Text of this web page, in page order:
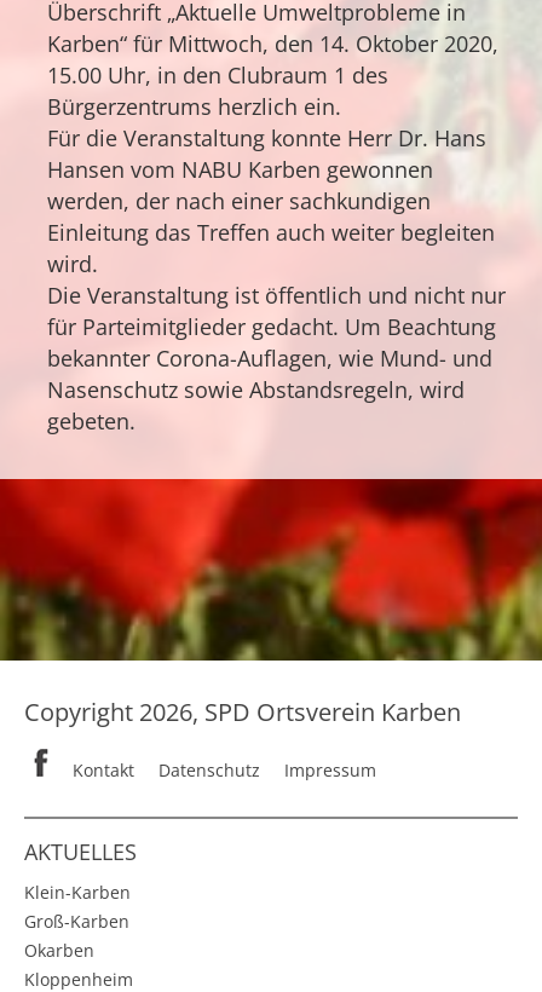
Überschrift „Aktuelle Umweltprobleme in
Karben“ für Mittwoch, den 14. Oktober 2020,
15.00 Uhr, in den Clubraum 1 des
Bürgerzentrums herzlich ein.
Für die Veranstaltung konnte Herr Dr. Hans
Hansen vom NABU Karben gewonnen
werden, der nach einer sachkundigen
Einleitung das Treffen auch weiter begleiten
wird.
Die Veranstaltung ist öffentlich und nicht nur
für Parteimitglieder gedacht. Um Beachtung
bekannter Corona-Auflagen, wie Mund- und
Nasenschutz sowie Abstandsregeln, wird
gebeten.
Copyright 2026, SPD Ortsverein Karben
Kontakt Datenschutz Impressum
AKTUELLES
Klein-Karben
Groß-Karben
Okarben
Kloppenheim